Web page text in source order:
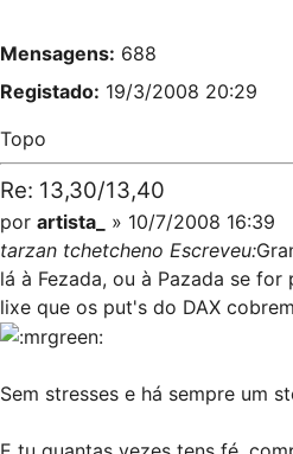
Mensagens: 688
Registado: 19/3/2008 20:29
Topo
Re: 13,30/13,40
por artista_
» 10/7/2008 16:39
tarzan tchetcheno Escreveu:
lá à Fezada, ou à Pazada se for
lixe que os put's do DAX
Sem stresses e há sempre um